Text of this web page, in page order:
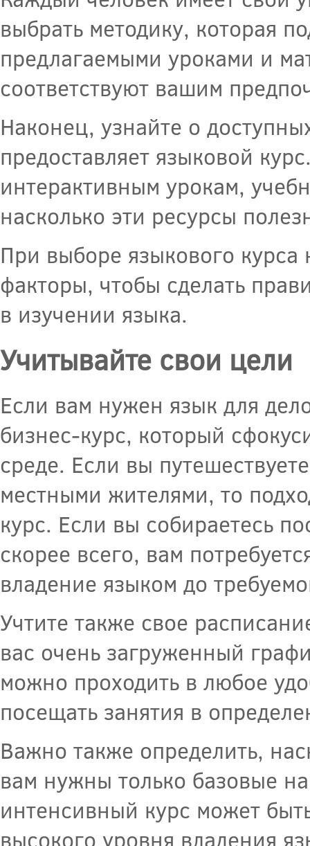
выбрать методику, которая
предлагаемыми уроками и
соответствуют вашим
Наконец, узнайте о
предоставляет языковой
интерактивным урокам,
насколько эти ресурсы
При выборе языкового
факторы, чтобы сделать
в изучении языка.
Учитывайте свои цели
Если вам нужен язык для
бизнес-курс, который
среде. Если вы
местными жителями, то
курс. Если вы собираетесь
скорее всего, вам
владение языком до
Учтите также свое
вас очень загруженный
можно проходить в любое
посещать занятия в
Важно также определить,
вам нужны только базовые
интенсивный курс может
высокого уровня владения